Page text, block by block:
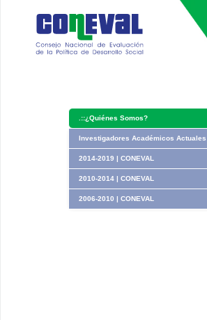
.::¿Quiénes Somos?
Investigadores Académicos Actuales
2014-2019 | CONEVAL
2010-2014 | CONEVAL
2006-2010 | CONEVAL